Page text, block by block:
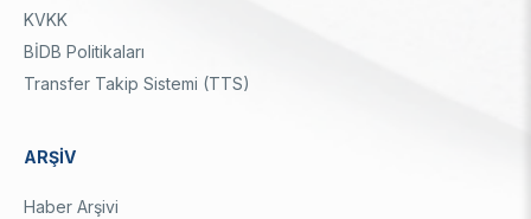
KVKK
BİDB Politikaları
Transfer Takip Sistemi (TTS)
ARŞİV
Haber Arşivi